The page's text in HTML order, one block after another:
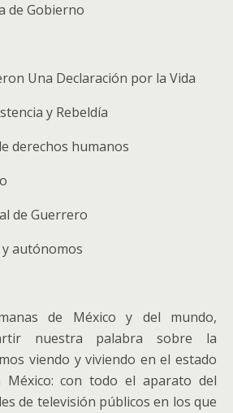
de Gobierno
Una Declaración por la Vida
y Rebeldía
derechos humanos
de Guerrero
autónomos
de México y del mundo,
nuestra palabra sobre la
viendo y viviendo en el estado
con todo el aparato del
de televisión públicos en los que